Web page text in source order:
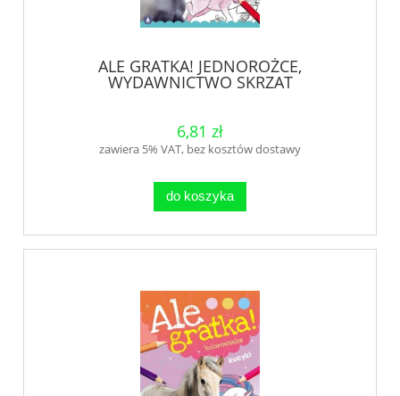
ALE GRATKA! JEDNOROŻCE,
WYDAWNICTWO SKRZAT
6,81 zł
zawiera 5% VAT, bez kosztów dostawy
do koszyka